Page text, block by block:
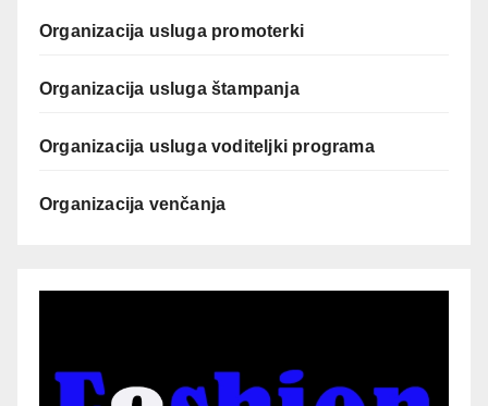
Organizacija usluga promoterki
Organizacija usluga štampanja
Organizacija usluga voditeljki programa
Organizacija venčanja